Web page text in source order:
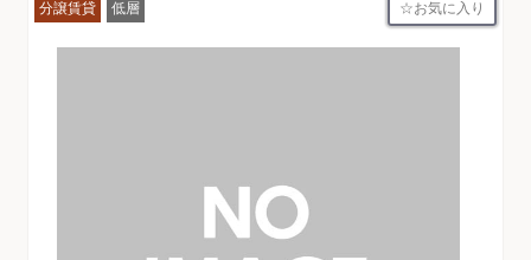
分譲賃貸 低層 お気に入り